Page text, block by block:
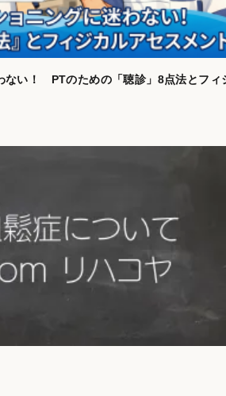
ない！ PTのための「聴診」8点法とフィ